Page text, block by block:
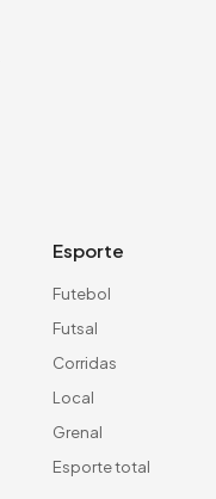
Esporte
Futebol
Futsal
Corridas
Local
Grenal
Esporte total